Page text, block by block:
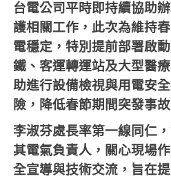
台電公司平時即持續協助
護相關工作，此次為維持
電穩定，特別提前部署啟
鐵、客運轉運站及大型醫
助進行設備檢視與用電安
險，降低春節期間突發事
李淑芬處長率第一線同仁
其電氣負責人，關心現場
全宣導與技術交流，旨在